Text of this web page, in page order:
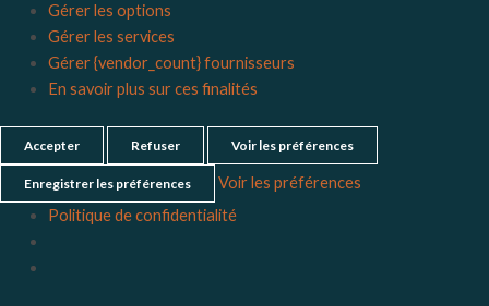
Gérer les options
Gérer les services
Gérer {vendor_count} fournisseurs
En savoir plus sur ces finalités
Accepter Refuser Voir les préférences
Enregistrer les préférences
Voir les préférences
Politique de confidentialité